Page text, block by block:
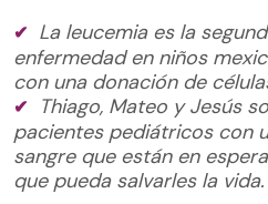
La leucemia es la
enfermedad en niños
con una donación de
Thiago, Mateo y Jesús
pacientes pediátricos con
sangre que están en
que pueda salvarles la vida.